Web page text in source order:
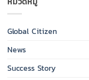
Global Citizen
News
Success Story